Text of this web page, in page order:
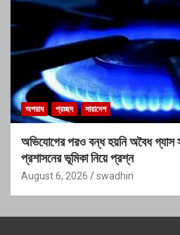
অপরাধ প্রচ্ছদ সারাদেশ
অভিযোগের পরও বন্ধ হয়নি অবৈধ
প্রশাসনের ভূমিকা নিয়ে প্রশ্ন
August 6, 2026 swadhin